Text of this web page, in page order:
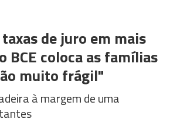
de juro em mais
BCE coloca as famílias
muito frágil"
à margem de uma